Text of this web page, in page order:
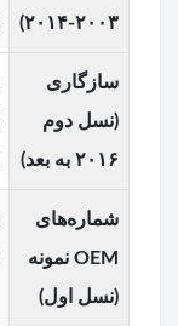
۲۰۰۳-۲۰۱۴)
سازگاری
(نسل دوم
۲۰۱۶ به بعد)
شماره‌های
OEM نمونه
(نسل اول)